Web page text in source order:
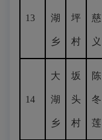
13 湖
乡
坪
村
慈
义
14
大
湖
乡
坂
头
村
陈
冬
莲